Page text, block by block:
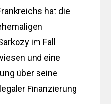
hat die
im Fall
und eine
über seine
Finanzierung